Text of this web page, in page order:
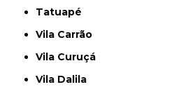
Tatuapé
Vila Carrão
Vila Curuçá
Vila Dalila